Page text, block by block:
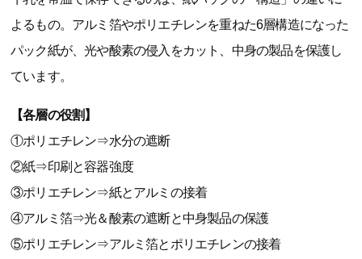
よるもの。アルミ箔やポリエチレンを重ねた6層構造になった
パック紙が、光や酸素の侵入をカット、中身の製品を保護し
ています。
【各層の役割】
①ポリエチレン⇒水分の遮断
②紙⇒印刷と容器強度
③ポリエチレン⇒紙とアルミの接着
④アルミ箔⇒光＆酸素の遮断と中身製品の保護
⑤ポリエチレン⇒アルミ箔とポリエチレンの接着